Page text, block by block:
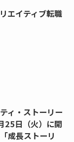
エイティブ転職
ィ・ストーリー
25日（火）に開
成長ストーリ